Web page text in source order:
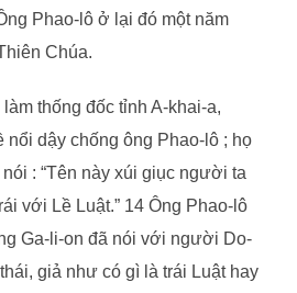
Phao-lô ở lại đó một năm
Chúa.
thống đốc tỉnh A-khai-a,
nổi dậy chống ông Phao-lô ; họ
: “Tên này xúi giục người ta
với Lề Luật.” 14 Ông Phao-lô
Ga-li-on đã nói với người Do-
giả như có gì là trái Luật hay